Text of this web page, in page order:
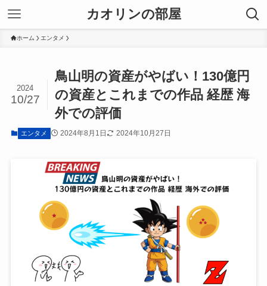
カオリンの部屋
ホーム エンタメ
鳥山明の資産がやばい！130億円
の資産とこれまでの作品 経歴 海
外での評価
2024
10/27
エンタメ 2024年8月1日 2024年10月27日